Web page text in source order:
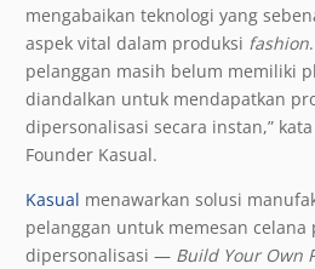
mengabaikan teknologi yang
aspek vital dalam produksi fashion
pelanggan masih belum memiliki
diandalkan untuk mendapatkan
dipersonalisasi secara instan,” kata
Founder Kasual.
Kasual menawarkan solusi
pelanggan untuk memesan celana
dipersonalisasi — Build Your Own